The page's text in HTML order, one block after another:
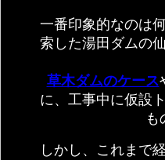
一番印象的なのは
索した湯田ダムの
草木ダムのケース
に、工事中に仮設
も
しかし、これまで